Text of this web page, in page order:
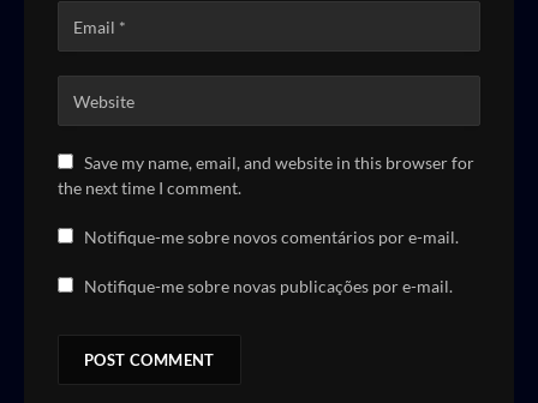
Save my name, email, and website in this browser for
the next time I comment.
Notifique-me sobre novos comentários por e-mail.
Notifique-me sobre novas publicações por e-mail.